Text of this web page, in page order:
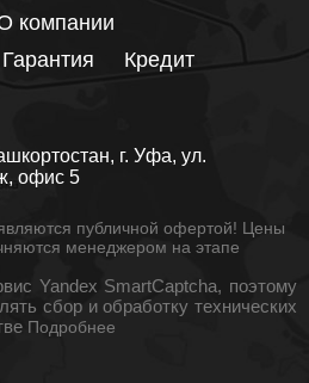
компании
Гарантия
Кредит
, г. Уфа, ул.
офис 5
публичной офертой! Цены
менеджером на этапе
Yandex SmartCaptcha, поэтому
сбор и обработку технических
Подробнее